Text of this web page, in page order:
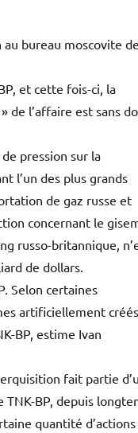
bureau moscovite
et cette fois-ci, la
de l’affaire est sans
pression sur la
l’un des plus grands
de gaz russe et
concernant le
russo-britannique,
de dollars.
Selon certaines
artificiellement créés
BP, estime Ivan
fait partie
TNK-BP, depuis
quantité